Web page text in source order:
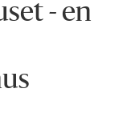
- en